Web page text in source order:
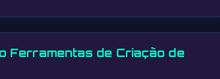
Ferramentas de Criação de